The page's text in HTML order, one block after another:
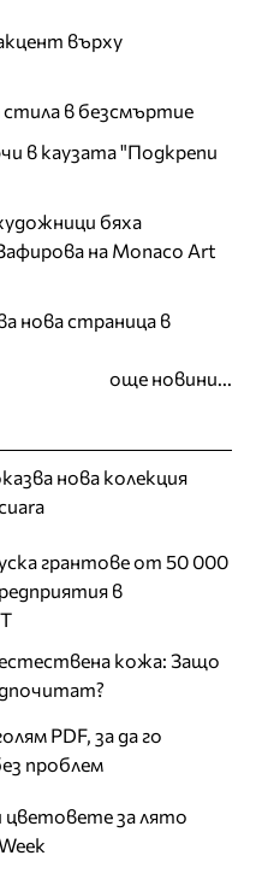
върху
в безсмъртие
в каузата "Подкрепи
бяха
на Monaco Art
нова страница в
още новини...
нова колекция
грантове от 50 000
в
кожа: Защо
PDF, за да го
проблем
за лято